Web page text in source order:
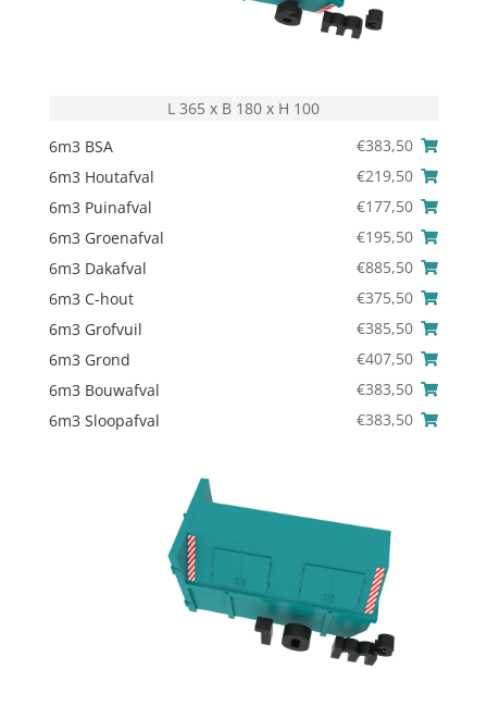
L 365 x B 180 x H 100
6m3 BSA
€383,50
6m3 Houtafval
€219,50
6m3 Puinafval
€177,50
6m3 Groenafval
€195,50
6m3 Dakafval
€885,50
6m3 C-hout
€375,50
6m3 Grofvuil
€385,50
6m3 Grond
€407,50
6m3 Bouwafval
€383,50
6m3 Sloopafval
€383,50